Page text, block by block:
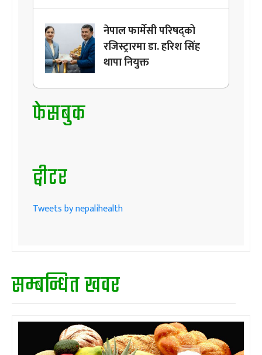
नेपाल फार्मेसी परिषद्को
रजिस्ट्रारमा डा. हरिश सिंह
थापा नियुक्त
फेसबुक
ट्वीटर
Tweets by nepalihealth
सम्बन्धित खवर